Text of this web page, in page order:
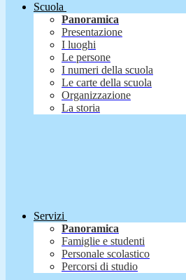
Scuola
Panoramica
Presentazione
I luoghi
Le persone
I numeri della scuola
Le carte della scuola
Organizzazione
La storia
Servizi
Panoramica
Famiglie e studenti
Personale scolastico
Percorsi di studio